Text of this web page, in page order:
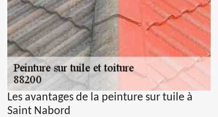
Les avantages de la peinture sur tuile à
Saint Nabord